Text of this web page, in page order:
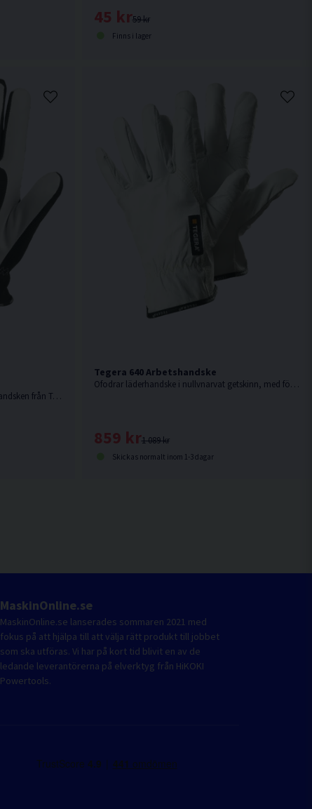
59 kr
45 kr
Finns i lager
Den mest populära vattentäta vinterhandsken från Tegera för arbete i kalla och våta utomhusmiljöer.
Tegera 640 Arbetshandske
Ofodrar läderhandske i nullvnarvat getskinn, med förstärkta fingertoppar och sömmar.
1 089 kr
859 kr
Skickas normalt inom 1-3 dagar
MaskinOnline.se
MaskinOnline.se lanserades sommaren 2021 med
fokus på att hjälpa till att välja rätt produkt till jobbet
som ska utföras. Vi har på kort tid blivit en av de
ledande leverantörerna på elverktyg från HiKOKI
Powertools.